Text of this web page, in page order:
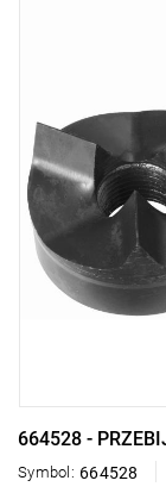
664528 -
Symbol: 664528